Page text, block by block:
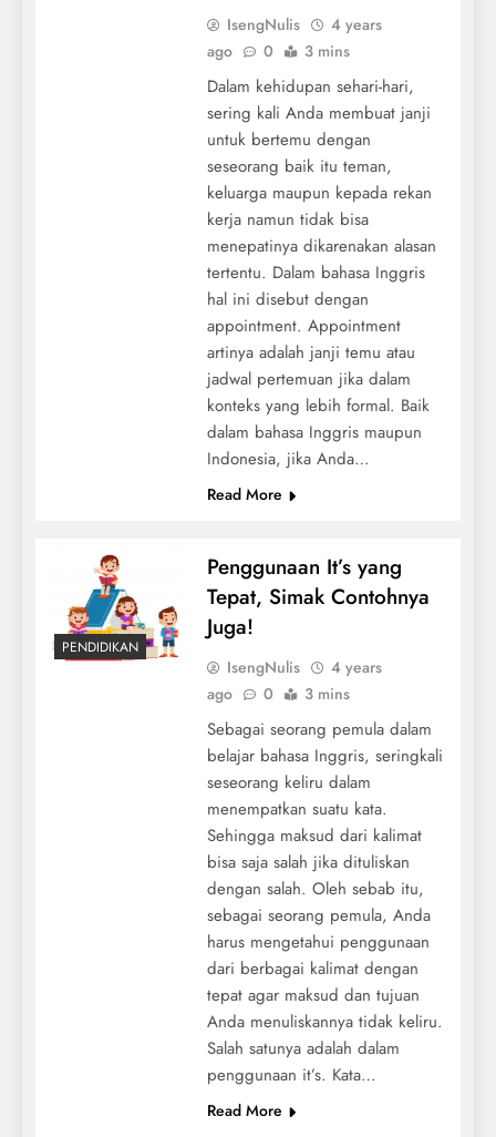
IsengNulis
4 years
ago
0 3 mins
Dalam kehidupan sehari-hari,
sering kali Anda membuat janji
untuk bertemu dengan
seseorang baik itu teman,
keluarga maupun kepada rekan
kerja namun tidak bisa
menepatinya dikarenakan alasan
tertentu. Dalam bahasa Inggris
hal ini disebut dengan
appointment. Appointment
artinya adalah janji temu atau
jadwal pertemuan jika dalam
konteks yang lebih formal. Baik
dalam bahasa Inggris maupun
Indonesia, jika Anda…
Read More
PENDIDIKAN
Penggunaan It’s yang
Tepat, Simak Contohnya
Juga!
IsengNulis
4 years
ago
0 3 mins
Sebagai seorang pemula dalam
belajar bahasa Inggris, seringkali
seseorang keliru dalam
menempatkan suatu kata.
Sehingga maksud dari kalimat
bisa saja salah jika dituliskan
dengan salah. Oleh sebab itu,
sebagai seorang pemula, Anda
harus mengetahui penggunaan
dari berbagai kalimat dengan
tepat agar maksud dan tujuan
Anda menuliskannya tidak keliru.
Salah satunya adalah dalam
penggunaan it’s. Kata…
Read More